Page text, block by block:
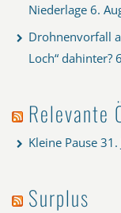
Niederlage 6.
Drohnenvorfall
Loch“ dahinter?
Relevante
Kleine Pause 31.
Surplus